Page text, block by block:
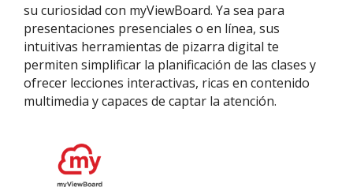
su curiosidad con myViewBoard. Ya sea para
presentaciones presenciales o en línea, sus
intuitivas herramientas de pizarra digital te
permiten simplificar la planificación de las clases y
ofrecer lecciones interactivas, ricas en contenido
multimedia y capaces de captar la atención.